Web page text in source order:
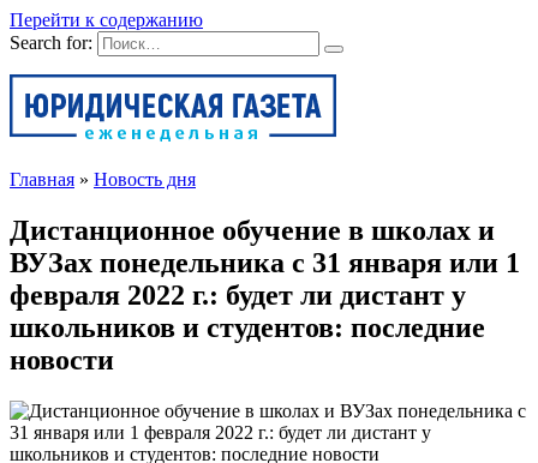
Перейти к содержанию
Search for:
Главная » Новость дня
Дистанционное обучение в школах и
ВУЗах понедельника с 31 января или 1
февраля 2022 г.: будет ли дистант у
школьников и студентов: последние
новости